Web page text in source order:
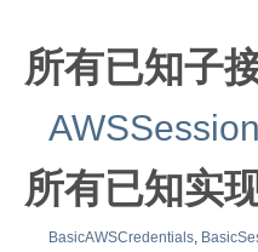
所有已知子
所有已知实
BasicAWSCredentials,